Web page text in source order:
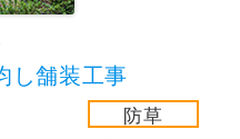
し舗装工事
防草